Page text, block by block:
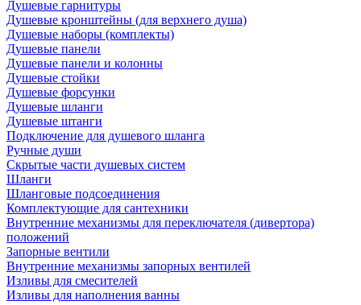
Душевые гарнитуры
Душевые кронштейны (для верхнего душа)
Душевые наборы (комплекты)
Душевые панели
Душевые панели и колонны
Душевые стойки
Душевые форсунки
Душевые шланги
Душевые штанги
Подключение для душевого шланга
Ручные души
Скрытые части душевых систем
Шланги
Шланговые подсоединения
Комплектующие для сантехники
Внутренние механизмы для переключателя (дивертора)
положений
Запорные вентили
Внутренние механизмы запорных вентилей
Изливы для смесителей
Изливы для наполнения ванны